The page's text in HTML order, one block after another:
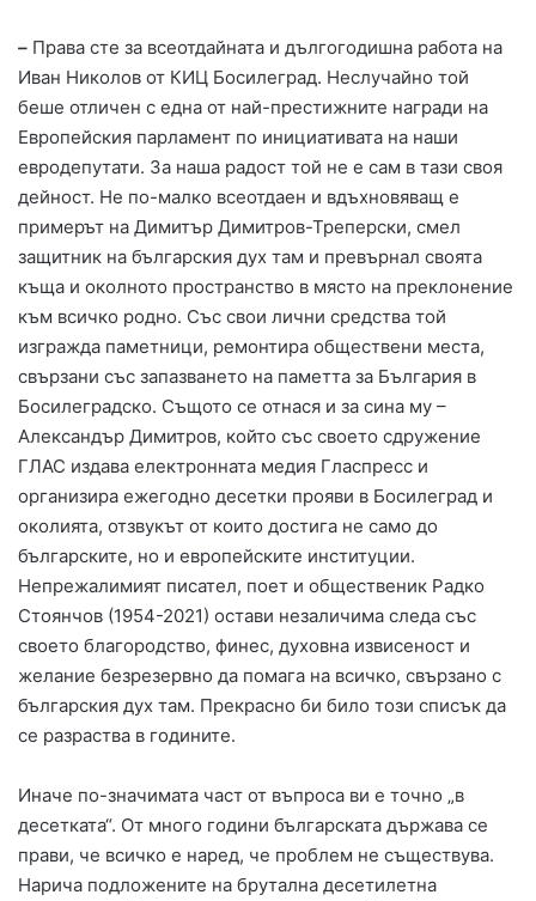
– Права сте за всеотдайната и дългогодишна работа на
Иван Николов от КИЦ Босилеград. Неслучайно той
беше отличен с една от най-престижните награди на
Европейския парламент по инициативата на наши
евродепутати. За наша радост той не е сам в тази своя
дейност. Не по-малко всеотдаен и вдъхновяващ е
примерът на Димитър Димитров-Треперски, смел
защитник на българския дух там и превърнал своята
къща и околното пространство в място на преклонение
към всичко родно. Със свои лични средства той
изгражда паметници, ремонтира обществени места,
свързани със запазването на паметта за България в
Босилеградско. Същото се отнася и за сина му –
Александър Димитров, който със своето сдружение
ГЛАС издава електронната медия Гласпресс и
организира ежегодно десетки прояви в Босилеград и
околията, отзвукът от които достига не само до
българските, но и европейските институции.
Непрежалимият писател, поет и общественик Радко
Стоянчов (1954-2021) остави незаличима следа със
своето благородство, финес, духовна извисеност и
желание безрезервно да помага на всичко, свързано с
българския дух там. Прекрасно би било този списък да
се разраства в годините.
Иначе по-значимата част от въпроса ви е точно „в
десетката“. От много години българската държава се
прави, че всичко е наред, че проблем не съществува.
Нарича подложените на брутална десетилетна